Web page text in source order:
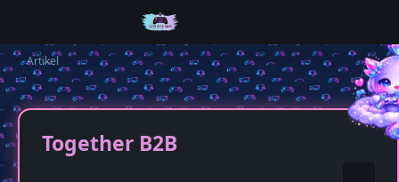
Artikel
Together B2B